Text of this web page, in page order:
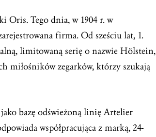
Oris. Tego dnia, w 1904 r. w
firma. Od sześciu lat, 1.
limitowaną serię o nazwie Hölstein,
miłośników zegarków, którzy szukają
bazę odświeżoną linię Artelier
współpracująca z marką, 24-